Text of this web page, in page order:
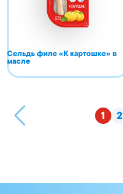
Сельдь филе «К картошке» в
масле
1 2